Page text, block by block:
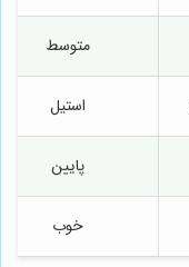
متوسط
استیل
پایین
خوب